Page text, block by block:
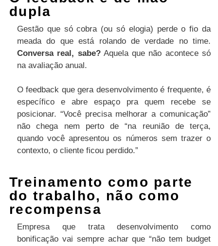
dupla
Gestão que só cobra (ou só elogia) perde o fio da
meada do que está rolando de verdade no time.
Conversa real, sabe?Aquela que não acontece só
na avaliação anual.
O feedback que gera desenvolvimento é frequente, é
específico e abre espaço pra quem recebe se
posicionar. “Você precisa melhorar a comunicação”
não chega nem perto de “na reunião de terça,
quando você apresentou os números sem trazer o
contexto, o cliente ficou perdido.”
Treinamento como parte
do trabalho, não como
recompensa
Empresa que trata desenvolvimento como
bonificação vai sempre achar que “não tem budget